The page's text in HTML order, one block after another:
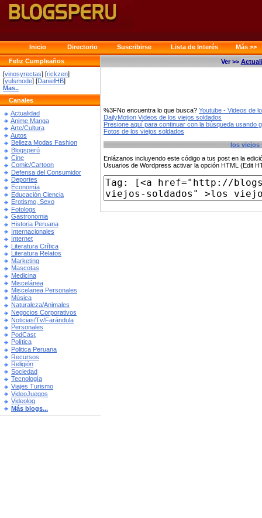
Inicio Directorio Suscribirse Lista de Interés
Más >>
Feliz Cumpleaños
[vinosyrectas] [rickzen]
[yulsmode] [DanielHB]
Mas..
Canales
Actualidad
Anime Manga
Arte/Cultura
Autos
Belleza Modas Fashion
Blogsperú
Cine
Comic/Cartoon
Defensa del Consumidor
Deportes
Economía
Educación Ciencia
Erotismo, Sexo
Fotologs
Gastronomia
Historia Peruana
Internacionales
Internet
Literatura Crítica
Literatura Relatos
Marketing
Mascotas
Medicina
Miscelánea
Miscelanea Personales
Música
Naturaleza/Animales
Negocios Corporativos
Noticias/Tv/Farándula
Personales
PodCast
Política
Politica Peruana
Recursos
Religión
Sociedad
Tecnología
Viajes Turismo
VideoJuegos
Videolog
Más blogs...
Ver >>
%3FNo encuentra lo que busca? Youtube - Videos de
DailyMotion Videos de los viejos soldados
Presione aquí para continuar con la búsqueda usando
Fotos de los viejos soldados
los viejos
Enlázanos incluyendo este código a tus post en la
Usuarios de Wordpress activar la opción HTML (Edit